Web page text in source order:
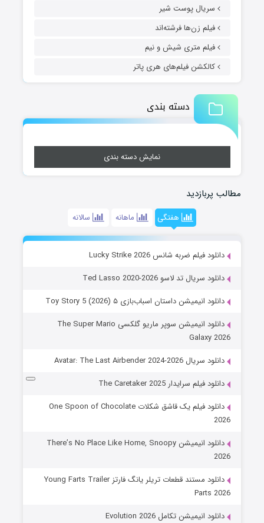
سریال پوست شیر
فیلم زن‌ها فرشته‌اند
فیلم متری شیش و نیم
کالکشن فیلم‌های هری پاتر
دسته بندی
نمایش دسته بندی
مطالب پربازدید
هفتگی ماهانه سالانه
دانلود فیلم ضربه شانس Lucky Strike 2026
دانلود سریال تد لاسو Ted Lasso 2020-2026
دانلود انیمیشن داستان اسباب‌بازی ۵ Toy Story 5 (2026)
دانلود انیمیشن سوپر ماریو گلکسی The Super Mario
Galaxy 2026
دانلود سریال Avatar: The Last Airbender 2024-2026
دانلود فیلم سرایدار The Caretaker 2025
دانلود فیلم یک قاشق شکلات One Spoon of Chocolate
2026
دانلود انیمیشن There’s No Place Like Home, Snoopy
2026
دانلود مستند قطعات تریلر یانگ فارتز Young Farts Trailer
Parts 2026
دانلود انیمیشن تکامل Evolution 2026